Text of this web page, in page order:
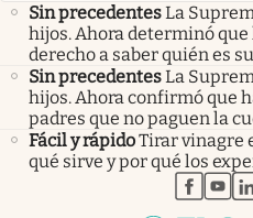
Sin precedentesLa
hijos. Ahora determinó
derecho a saber quién es
Sin precedentesLa
hijos. Ahora confirmó que
padres que no paguen la
Fácil y rápidoTirar vinagre
qué sirve y por qué los
abre